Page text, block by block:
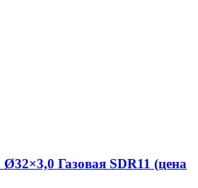
Газовая SDR11 (цена